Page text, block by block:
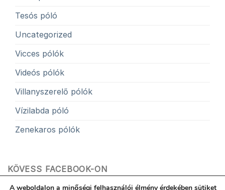
Tesós póló
Uncategorized
Vicces pólók
Videós pólók
Villanyszerelő pólók
Vízilabda póló
Zenekaros pólók
KÖVESS FACEBOOK-ON
A weboldalon a minőségi felhasználói élmény érdekében sütiket